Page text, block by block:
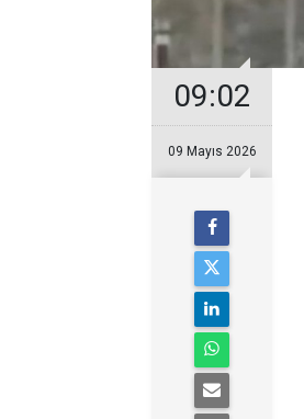
09:02
09 Mayıs 2026